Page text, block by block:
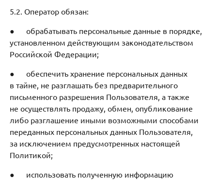
5.2. Оператор обязан:
● обрабатывать персональные данные в порядке,
установленном действующим законодательством
Российской Федерации;
● обеспечить хранение персональных данных
в тайне, не разглашать без предварительного
письменного разрешения Пользователя, а также
не осуществлять продажу, обмен, опубликование
либо разглашение иными возможными способами
переданных персональных данных Пользователя,
за исключением предусмотренных настоящей
Политикой;
● использовать полученную информацию